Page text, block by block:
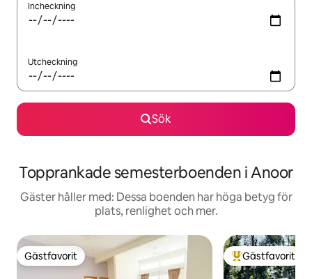
Incheckning
Utcheckning
Sök
Topprankade semesterboenden i Anoor
Gäster håller med: Dessa boenden har höga betyg för
plats, renlighet och mer.
Gästfavorit
Gästfavorit Populär
Gästfavorit